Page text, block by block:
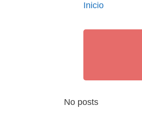
Inicio
No posts